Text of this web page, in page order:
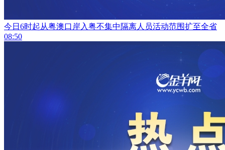
今日6时起从粤澳口岸入粤不集中隔离人员活动范围扩至全省
08:50